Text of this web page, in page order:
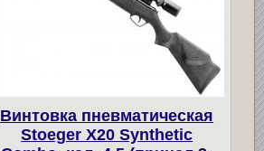
Винтовка пневматическая
Stoeger X20 Synthetic